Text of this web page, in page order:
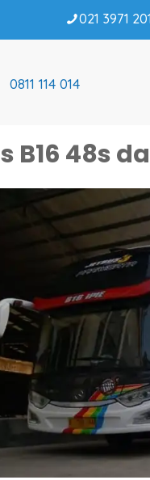
021 3971
0811 114 014
B16 48s